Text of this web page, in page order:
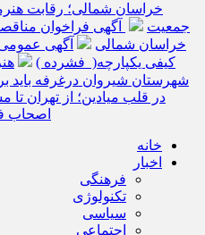
خراسان شمالی؛ رقابت
جمعیت
آگهی فراخوان
خراسان شمالی
آگهی
کیفی یکپارچه( فشرده )
شهرستان شیروان درغرفه باید
در قلب میادین؛ از تهران تا
اصحاب
خانه
اخبار
فرهنگی
تکنولوژی
سیاسی
اجتماعی